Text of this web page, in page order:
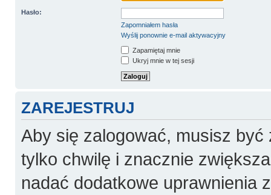
Hasło:
Zapomniałem hasła
Wyślij ponownie e-mail aktywacyjny
Zapamiętaj mnie
Ukryj mnie w tej sesji
ZAREJESTRUJ
Aby się zalogować, musisz
tylko chwilę i znacznie
nadać dodatkowe uprawnienia